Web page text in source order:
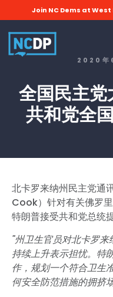
Join NC Dems at
2020年
全国民主
共和党全
北卡罗来纳州民主党通
Cook）针对有关佛罗
特朗普接受共和党总统
"州卫生官员对北卡罗
持续上升表示担忧。特
作，规划一个符合卫生
何安全防范措施的拥挤场